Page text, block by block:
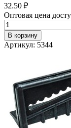
32.50 ₽
Оптовая цена
В корзину
Артикул: 5344